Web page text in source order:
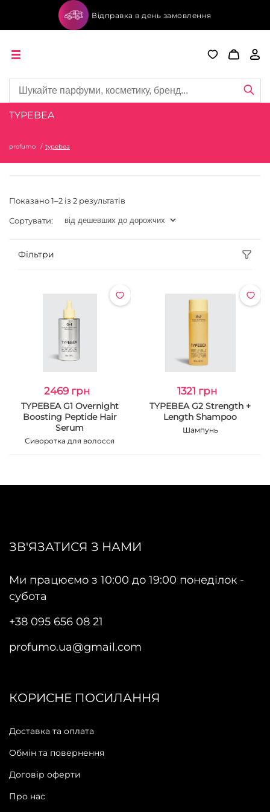
Відправка в день замовлення
TYPEBEA
profumo typebea
Показано 1–2 із 2 результатів
Сортувати:
Фільтри
2469 грн
TYPEBEA G1 Overnight
Boosting Peptide Hair
Serum
Сиворотка для волосся
1321 грн
TYPEBEA G2 Strength +
Length Shampoo
Шампунь
ЗВ'ЯЗАТИСЯ З НАМИ
Ми працюємо з 10:00 до 19:00 понеділок -
субота
+38 095 656 08 21
profumo.ua@gmail.com
КОРИСНЕ ПОСИЛАННЯ
Доставка та оплата
Обмін та повернення
Договір оферти
Про нас